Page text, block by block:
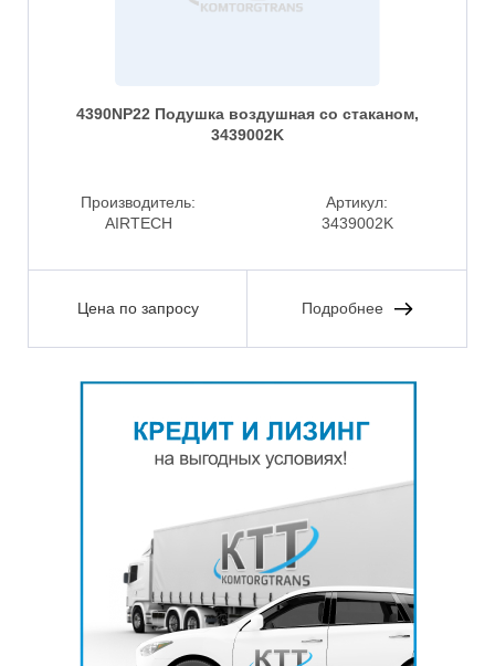
4390NP22 Подушка воздушная со стаканом,
3439002K
Производитель:
AIRTECH
Артикул:
3439002K
Цена по запросу Подробнее